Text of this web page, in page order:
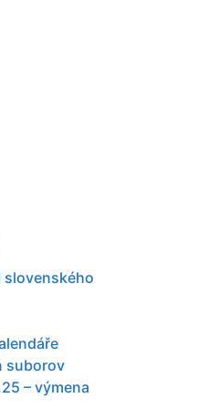
slovenského
suborov
– výmena